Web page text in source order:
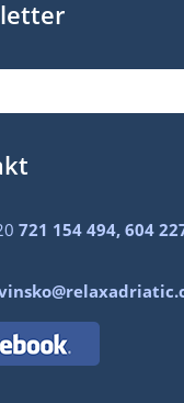
721 154 494, 604